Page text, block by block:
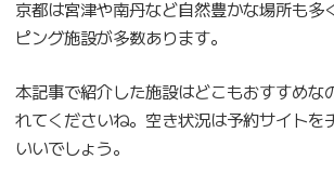
京都は宮津や南丹など自然豊かな場所も多
ピング施設が多数あります。
本記事で紹介した施設はどこもおすすめな
れてくださいね。空き状況は予約サイトを
いいでしょう。